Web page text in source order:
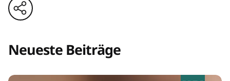
Neueste Beiträge